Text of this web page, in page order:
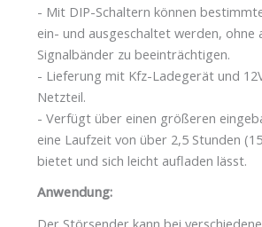
- Mit DIP-Schaltern können
ein- und ausgeschaltet werden, ohne
Signalbänder zu beeinträchtigen.
- Lieferung mit Kfz-Ladegerät und
Netzteil.
- Verfügt über einen größeren
eine Laufzeit von über 2,5 Stunden
bietet und sich leicht aufladen lässt.
Anwendung:
Der Störsender kann bei